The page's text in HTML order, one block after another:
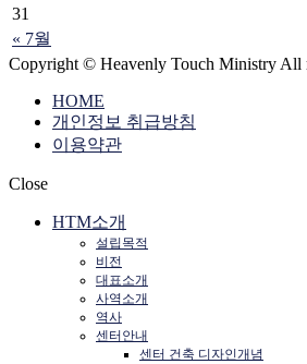
« 7월
31
Copyright © Heavenly Touch Ministry All
HOME
개인정보 취급방침
이용약관
Close
HTM소개
설립목적
비전
대표소개
사역소개
역사
센터안내
센터 건축 디자인개념